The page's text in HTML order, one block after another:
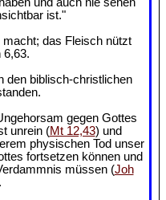
ist."
das Fleisch nützt
6,63.
den biblisch-christlichen
gegen Gottes
unrein (Mt 12,43) und
physischen Tod unser
fortsetzen können und
müssen (Joh